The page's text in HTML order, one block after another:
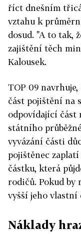
říct dnešním
vztahu k
dosud. "A to tak,
zajištění těch
Kalousek.
TOP 09
část pojištění na
odpovídající část
státního
vyvázání části
pojištěnec
částku, která
rodičů. Pokud by
vyšší jeho vlastní
Náklady